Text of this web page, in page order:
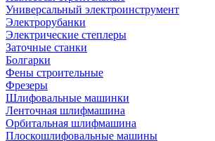
Универсальный электроинструмент
Электрорубанки
Электрические степлеры
Заточные станки
Болгарки
Фены строительные
Фрезеры
Шлифовальные машинки
Ленточная шлифмашина
Орбитальная шлифмашина
Плоскошлифовальные машины